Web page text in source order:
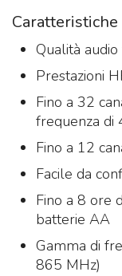
Caratteristiche
Qualità
Prestazioni
Fino a 32
frequenza di
Fino a 12
Facile da
Fino a 8 ore
batterie AA
Gamma di
865 MHz)